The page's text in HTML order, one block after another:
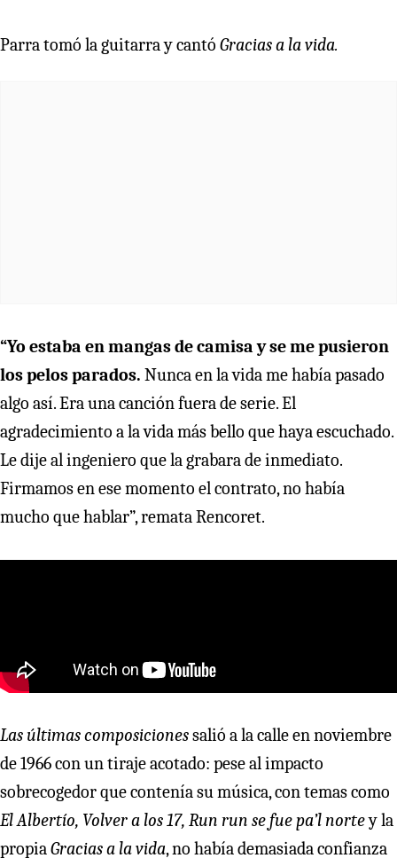
Parra tomó la guitarra y cantó Gracias a la vida.
“Yo estaba en mangas de camisa y se me pusieron
los pelos parados. Nunca en la vida me había pasado
algo así. Era una canción fuera de serie. El
agradecimiento a la vida más bello que haya escuchado.
Le dije al ingeniero que la grabara de inmediato.
Firmamos en ese momento el contrato, no había
mucho que hablar”, remata Rencoret.
Las últimas composicionessalió a la calle en noviembre
de 1966 con un tiraje acotado: pese al impacto
sobrecogedor que contenía su música, con temas como
El Albertío, Volver a los 17, Run run se fue pa’l nortey la
propiaGracias a la vida, no había demasiada confianza